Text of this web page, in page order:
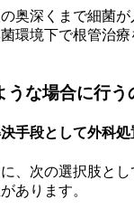
奥深くまで細菌
環境下で根管治
な場合に行う
手段として外科処
、次の選択肢と
あります。